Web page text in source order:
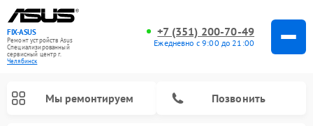
FIX-ASUS
Ремонт устройств Asus
Специализированный
cервисный центр г.
Челябинск
+7 (351) 200-70-49
Ежедневно с 9:00 до 21:00
Мы ремонтируем Позвонить